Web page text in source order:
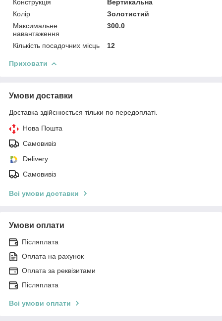
Конструкція
Вертикальна
Колір
Золотистий
Максимальне
навантаження
300.0
Кількість посадочних місць 12
Приховати
Умови доставки
Доставка здійснюється тільки по передоплаті.
Нова Пошта
Самовивіз
Delivery
Самовивіз
Всі умови доставки
Умови оплати
Післяплата
Оплата на рахунок
Оплата за реквізитами
Післяплата
Всі умови оплати